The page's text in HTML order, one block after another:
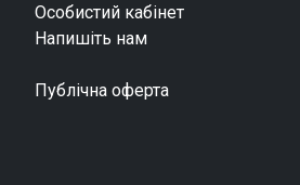
Особистий кабінет
Напишіть нам
Публічна оферта